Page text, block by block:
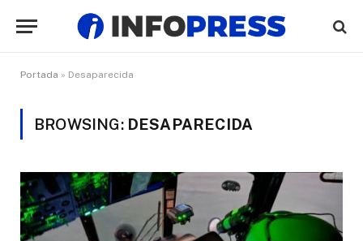
Portada » Desaparecida
BROWSING: DESAPARECIDA